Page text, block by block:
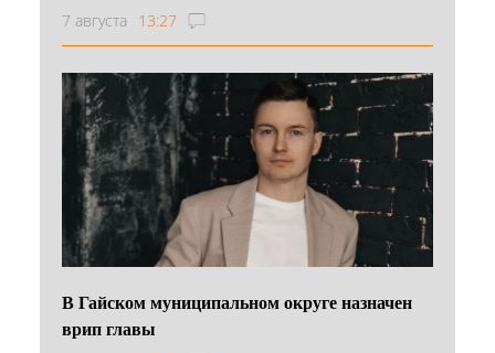
7 августа 13:27
В Гайском муниципальном округе назначен
врип главы